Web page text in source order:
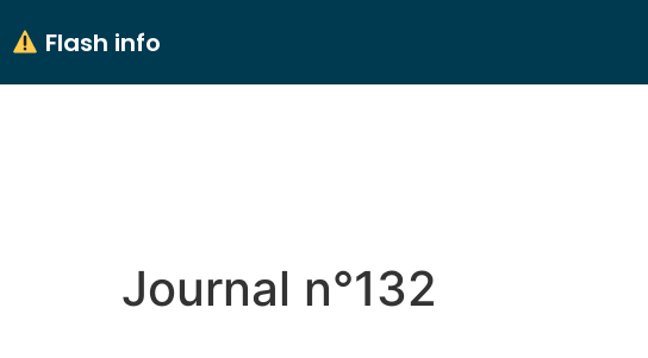
principalFlash info
Journal n°132